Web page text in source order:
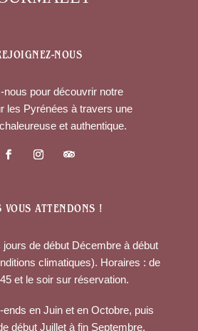
NOUS
nous pour découvrir notre
les Pyrénées à travers une
et authentique.
VOUS ATTENDONS !
jours de début Décembre à début
climatiques). Horaires : de
et le soir sur réservation.
ends en Juin et en Octobre, puis
début Juillet à fin Septembre.